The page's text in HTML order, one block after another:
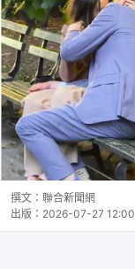
撰文： 聯合新聞網
出版： 2026-07-27 12:00